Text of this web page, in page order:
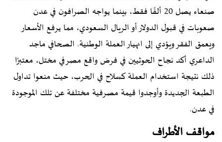
صنعاء يصل 20 ألفًا فقط، بينما يواجه الصرافون في عدن
صعوبات في قبول الدولار أو الريال السعودي، مما يرفع الأسعار
ويعمق الفقر ويؤدي إلى انهيار العملة الوطنية. الصحافي ماجد
الداعري أكد نجاح الحوثيين في فرض واقع مصرفي مختل، معتبرًا
ذلك نتيجة استخدام العملة كسلاح في الحرب، حيث منعوا تداول
الطبعة الجديدة وأوجدوا قيمة مصرفية مختلفة عن تلك الموجودة
في عدن.
مواقف الأطراف